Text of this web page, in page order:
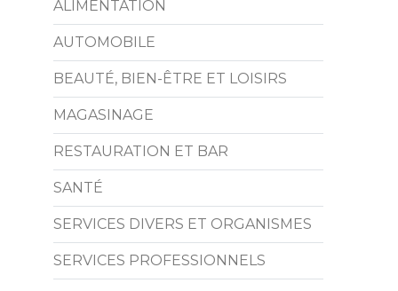
ALIMENTATION
AUTOMOBILE
BEAUTÉ, BIEN-ÊTRE ET LOISIRS
MAGASINAGE
RESTAURATION ET BAR
SANTÉ
SERVICES DIVERS ET ORGANISMES
SERVICES PROFESSIONNELS